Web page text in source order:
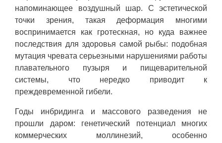
напоминающее воздушный шар. С эстетической
точки зрения, такая деформация многими
воспринимается как гротескная, но куда важнее
последствия для здоровья самой рыбы: подобная
мутация чревата серьезными нарушениями работы
плавательного пузыря и пищеварительной
системы, что нередко приводит к
преждевременной гибели.
Годы инбридинга и массового разведения не
прошли даром: генетический потенциал многих
коммерческих моллинезий, особенно